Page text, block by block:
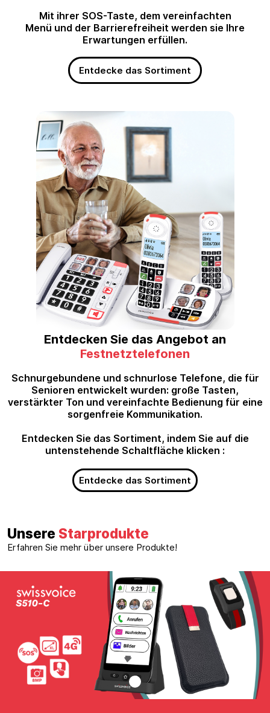
Mit ihrer SOS-Taste, dem vereinfachten
Menü und der Barrierefreiheit werden sie Ihre
Erwartungen erfüllen.
Entdecke das Sortiment
Entdecken Sie das Angebot an
Festnetztelefonen
Schnurgebundene und schnurlose Telefone, die für
Senioren entwickelt wurden: große Tasten,
verstärkter Ton und vereinfachte Bedienung für eine
sorgenfreie Kommunikation.
Entdecken Sie das Sortiment, indem Sie auf die
untenstehende Schaltfläche klicken :
Entdecke das Sortiment
Unsere Starprodukte
Erfahren Sie mehr über unsere Produkte!